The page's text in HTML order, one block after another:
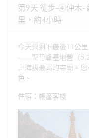
第9天 徒步-④仲木-
里，約4小時
今天只剩下最後11公
——聖母峰基地營（
上海拔最高的寺廟。
色。
住宿：帳篷客棧